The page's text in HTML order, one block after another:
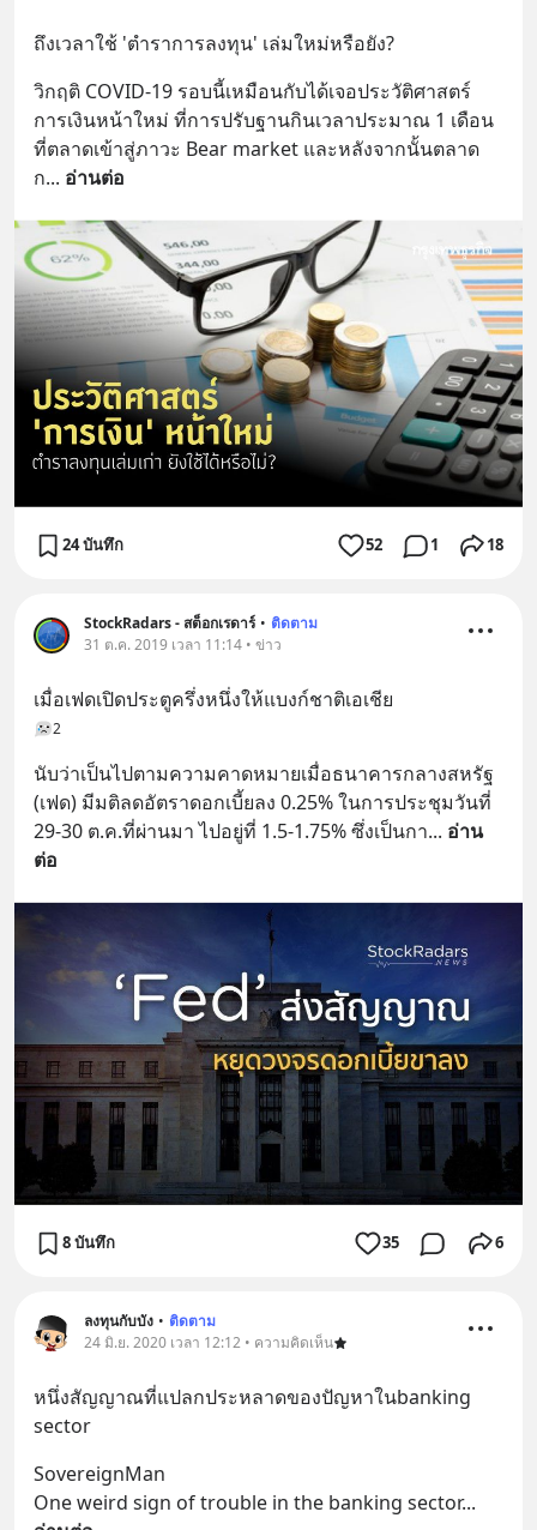
ถึงเวลาใช้ 'ตำราการลงทุน' เล่มใหม่หรือยัง?
วิกฤติ COVID-19 รอบนี้เหมือนกับได้เจอประวัติศาสตร์
การเงินหน้าใหม่ ที่การปรับฐานกินเวลาประมาณ 1 เดือน
ที่ตลาดเข้าสู่ภาวะ Bear market และหลังจากนั้นตลาด
ก... อ่านต่อ
24 บันทึก 52 1 18
StockRadars - สต็อกเรดาร์ • ติดตาม
31 ต.ค. 2019 เวลา 11:14 • ข่าว
เมื่อเฟดเปิดประตูครึ่งหนึ่งให้แบงก์ชาติเอเชีย
2
นับว่าเป็นไปตามความคาดหมายเมื่อธนาคารกลางสหรัฐ
(เฟด) มีมติลดอัตราดอกเบี้ยลง 0.25% ในการประชุมวันที่
29-30 ต.ค.ที่ผ่านมา ไปอยู่ที่ 1.5-1.75% ซึ่งเป็นกา... อ่าน
ต่อ
8 บันทึก 35 6
ลงทุนกับบัง • ติดตาม
24 มิ.ย. 2020 เวลา 12:12 • ความคิดเห็น
หนึ่งสัญญาณที่แปลกประหลาดของปัญหาในbanking
sector
SovereignMan
One weird sign of trouble in the banking sector